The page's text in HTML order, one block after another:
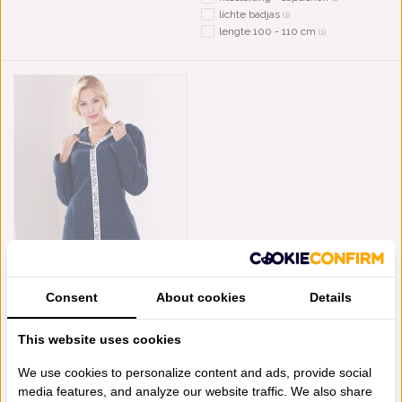
lichte badjas (1)
lengte 100 - 110 cm (1)
(133)
Consent About cookies Details
This website uses cookies
We use cookies to personalize content and ads, provide social
media features, and analyze our website traffic. We also share